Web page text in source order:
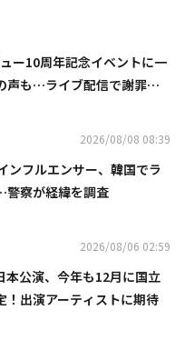
ー10周年記念イベントに一
声も…ライブ配信で謝罪
2026/08/08 08:39
ンフルエンサー、韓国でラ
察が経緯を調査
2026/08/06 02:59
本公演、今年も12月に国立
！出演アーティストに期待